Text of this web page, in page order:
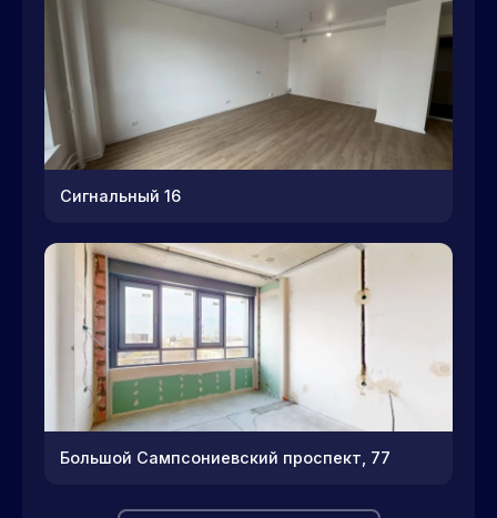
Сигнальный 16
Большой Сампсониевский проспект, 77